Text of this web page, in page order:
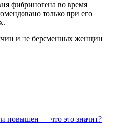
фибриногена во время
только при его
и не беременных женщин
повышен — что это значит?